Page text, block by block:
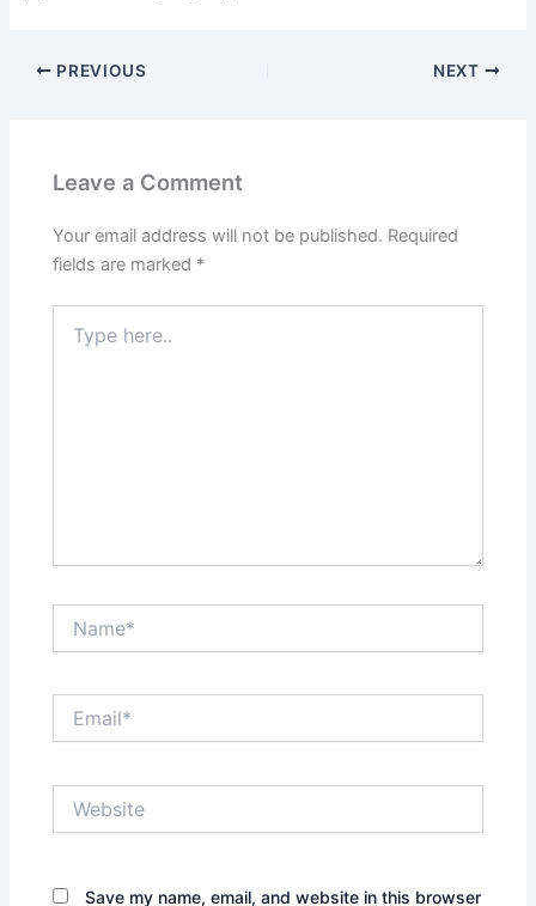
PREVIOUS NEXT
Leave a Comment
Your email address will not be published. Required
fields are marked *
here..
Save my name, email, and website in this browser